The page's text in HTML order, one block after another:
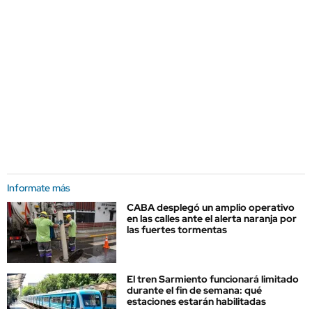
Informate más
CABA desplegó un amplio operativo
en las calles ante el alerta naranja por
las fuertes tormentas
El tren Sarmiento funcionará limitado
durante el fin de semana: qué
estaciones estarán habilitadas